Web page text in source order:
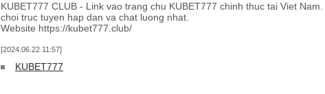
KUBET777 CLUB - Link vao trang chu KUBET777 chinh thuc tai Viet
choi truc tuyen hap dan va chat luong nhat.
Website https://kubet777.club/
2024.06.22 11:57
KUBET777